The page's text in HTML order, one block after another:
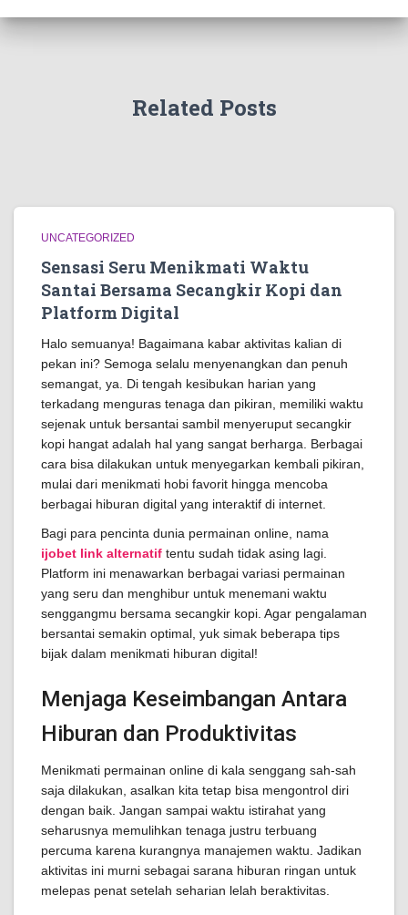
Related Posts
UNCATEGORIZED
Sensasi Seru Menikmati Waktu
Santai Bersama Secangkir Kopi dan
Platform Digital
Halo semuanya! Bagaimana kabar aktivitas kalian di
pekan ini? Semoga selalu menyenangkan dan penuh
semangat, ya. Di tengah kesibukan harian yang
terkadang menguras tenaga dan pikiran, memiliki waktu
sejenak untuk bersantai sambil menyeruput secangkir
kopi hangat adalah hal yang sangat berharga. Berbagai
cara bisa dilakukan untuk menyegarkan kembali pikiran,
mulai dari menikmati hobi favorit hingga mencoba
berbagai hiburan digital yang interaktif di internet.
Bagi para pencinta dunia permainan online, nama
ijobet link alternatif tentu sudah tidak asing lagi.
Platform ini menawarkan berbagai variasi permainan
yang seru dan menghibur untuk menemani waktu
senggangmu bersama secangkir kopi. Agar pengalaman
bersantai semakin optimal, yuk simak beberapa tips
bijak dalam menikmati hiburan digital!
Menjaga Keseimbangan Antara
Hiburan dan Produktivitas
Menikmati permainan online di kala senggang sah-sah
saja dilakukan, asalkan kita tetap bisa mengontrol diri
dengan baik. Jangan sampai waktu istirahat yang
seharusnya memulihkan tenaga justru terbuang
percuma karena kurangnya manajemen waktu. Jadikan
aktivitas ini murni sebagai sarana hiburan ringan untuk
melepas penat setelah seharian lelah beraktivitas.